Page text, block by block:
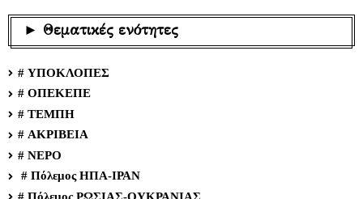
► Θεματικές ενότητες
# ΥΠΟΚΛΟΠΕΣ
# ΟΠΕΚΕΠΕ
# ΤΕΜΠΗ
# ΑΚΡΙΒΕΙΑ
# ΝΕΡΟ
# Πόλεμος ΗΠΑ-ΙΡΑΝ
# Πόλεμος ΡΩΣΙΑΣ-ΟΥΚΡΑΝΙΑΣ